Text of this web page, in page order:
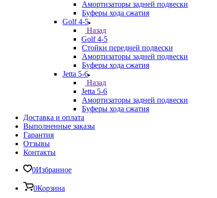
Амортизаторы задней подвески
Буферы хода сжатия
Golf 4-5
Назад
Golf 4-5
Стойки передней подвески
Амортизаторы задней подвески
Буферы хода сжатия
Jetta 5-6
Назад
Jetta 5-6
Амортизаторы задней подвески
Буферы хода сжатия
Доставка и оплата
Выполненные заказы
Гарантия
Отзывы
Контакты
0Избранное
0Корзина